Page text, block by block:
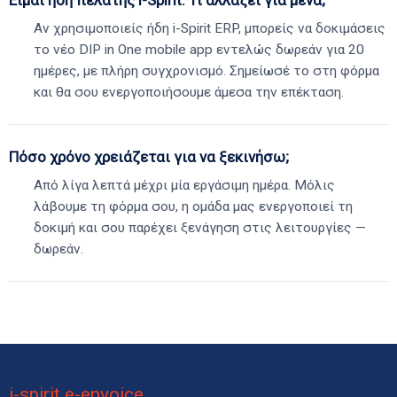
Αν χρησιμοποιείς ήδη i-Spirit ERP, μπορείς να δοκιμάσεις
το νέο DIP in One mobile app εντελώς δωρεάν για 20
ημέρες, με πλήρη συγχρονισμό. Σημείωσέ το στη φόρμα
και θα σου ενεργοποιήσουμε άμεσα την επέκταση.
Πόσο χρόνο χρειάζεται για να ξεκινήσω;
Από λίγα λεπτά μέχρι μία εργάσιμη ημέρα. Μόλις
λάβουμε τη φόρμα σου, η ομάδα μας ενεργοποιεί τη
δοκιμή και σου παρέχει ξενάγηση στις λειτουργίες —
δωρεάν.